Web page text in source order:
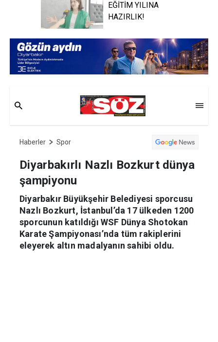
EĞİTİM YILINA
HAZIRLIK!
Haberler Spor
Diyarbakırlı Nazlı Bozkurt dünya
şampiyonu
Diyarbakır Büyükşehir Belediyesi sporcusu
Nazlı Bozkurt, İstanbul’da 17 ülkeden 1200
sporcunun katıldığı WSF Dünya Shotokan
Karate Şampiyonası’nda tüm rakiplerini
eleyerek altın madalyanın sahibi oldu.